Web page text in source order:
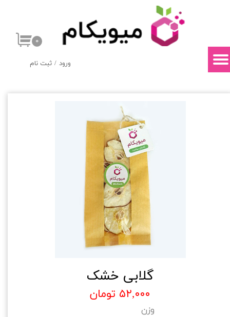
ورود / ثبت نام
حساب کاربری من
تغییر گذر واژه
سفارشات
خروج از حساب کاربری
۰
گلابی خشک
۵۲,۰۰۰ تومان
وزن